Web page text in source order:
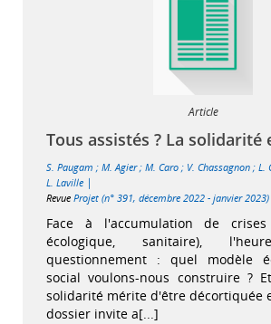
Article
Tous assistés ? La solidarité
S. Paugam ; M. Agier; M. Caro ; V. Chassagnon ; L.
L. Laville |
Revue Projet (n° 391, décembre 2022 - janvier 2023)
Face à l'accumulation de crises
écologique, sanitaire),
questionnement : quel modèle
social voulons-nous construire ?
solidarité mérite d'être décortiquée
dossier invite a[...]